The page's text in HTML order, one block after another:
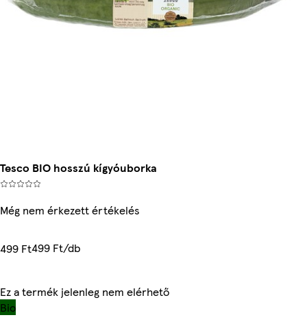
Tesco BIO hosszú kígyóuborka
Még nem érkezett értékelés
499 Ft499 Ft/db
Ez a termék jelenleg nem elérhető
Bio